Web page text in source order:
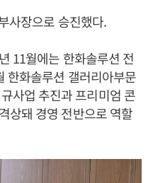
사장으로 승진했다.
11월에는 한화솔루션 전
한화솔루션 갤러리아부문
사업 추진과 프리미엄 콘
상돼 경영 전반으로 역할